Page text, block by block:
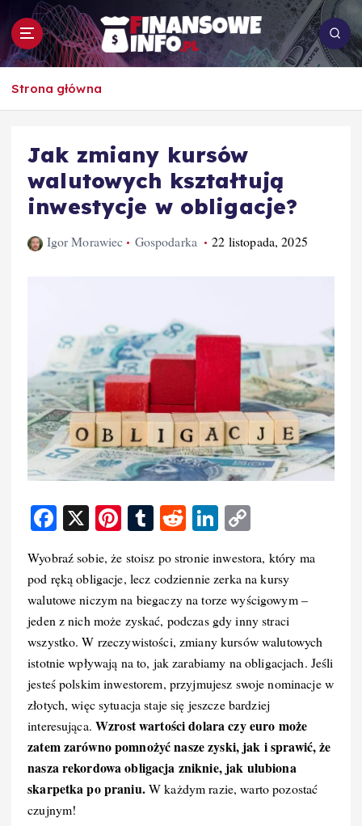
p
To i owo o rachunkowości, pracy, biznesie i
Strona główna
Jak zmiany kursów
walutowych kształtują
inwestycje w obligacje?
Igor Morawiec Gospodarka 22 listopada, 2025
F
c
e
b
o
o
k
X
Pi
er
e
st
T
m
bl
r
R
d
di
t
Li
k
e
d
I
n
p
y
Li
n
k
Wyobraź sobie, że stoisz po stronie inwestora, który ma
pod ręką obligacje, lecz codziennie zerka na kursy
walutowe niczym na biegaczy na torze wyścigowym –
jeden z nich może zyskać, podczas gdy inny straci
wszystko. W rzeczywistości, zmiany kursów walutowych
istotnie wpływają na to, jak zarabiamy na obligacjach. Jeśli
jesteś polskim inwestorem, przyjmujesz swoje nominacje w
złotych, więc sytuacja staje się jeszcze bardziej
interesująca.Wzrost wartości dolara czy euro może
zatem zarówno pomnożyć nasze zyski, jak i sprawić, że
nasza rekordowa obligacja zniknie, jak ulubiona
skarpetka po praniu.W każdym razie, warto pozostać
czujnym!